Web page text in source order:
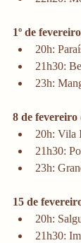
1º de
20h:
21h30:
23h:
8 de fevereiro
20h: Vila
21h30:
23h:
15 de
20h:
21h30: